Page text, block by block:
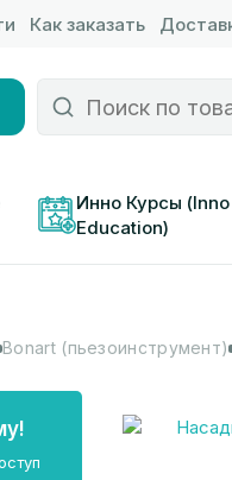
Как заказать
Инно Курсы (Inno
Education)
Bonart (пьезоинструмент)